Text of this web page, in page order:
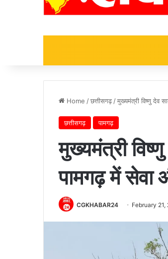
Home /छत्तीसगढ़ /मुख्यमंत्री विष्णु देव
छत्तीसगढ़ पामगढ़
मुख्यमंत्री
पामगढ़ में
CGKHABAR24 February 21,